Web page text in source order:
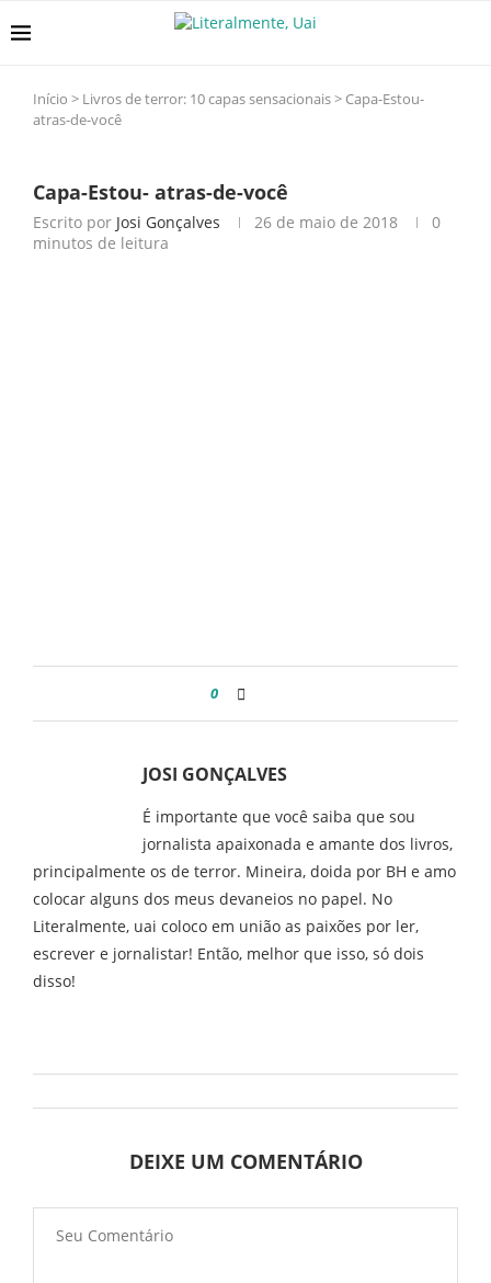
Início > Livros de terror: 10 capas sensacionais> Capa-Estou-
atras-de-você
Capa-Estou- atras-de-você
Escrito por Josi Gonçalves 26 de maio de 2018
0
minutos de leitura
0
JOSI GONÇALVES
É importante que você saiba que sou
jornalista apaixonada e amante dos livros,
principalmente os de terror. Mineira, doida por BH e amo
colocar alguns dos meus devaneios no papel. No
Literalmente, uai coloco em união as paixões por ler,
escrever e jornalistar! Então, melhor que isso, só dois
disso!
DEIXE UM COMENTÁRIO